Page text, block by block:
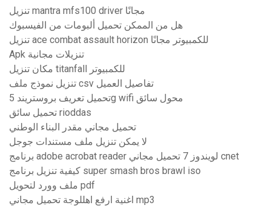
تنزيل mantra mfs100 driver مجانًا
هل من الممكن تحميل ألبومات من الفيسبوك
تنزيل ace combat assault horizon للكمبيوتر مجانًا
Apk تنزيلات مجانية
مكان تنزيل titanfall للكمبيوتر
تنزيل نموذج ملف csv تفاصيل العميل
تحميل تعريف بروستريند 5g wifi محول سائق
تحميل سائق rioddas
تحميل مجاني مقدر البناء الوطني
لا يمكن تنزيل ملف مستندات جوجل
برنامج adobe acrobat reader لويندوز 7 تحميل مجاني cnet
كيفية تنزيل برنامج super smash bros brawl iso
ملف وورد لتحويل pdf
اغنية ارفع اهللوجة تحميل مجاني mp3